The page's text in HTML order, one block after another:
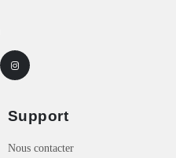
Support
Nous contacter